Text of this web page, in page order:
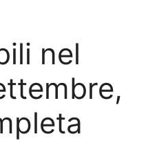
nel